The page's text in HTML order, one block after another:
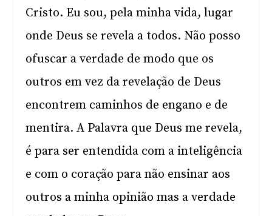
Cristo. Eu sou, pela minha vida, lugar
onde Deus se revela a todos. Não posso
ofuscar a verdade de modo que os
outros em vez da revelação de Deus
encontrem caminhos de engano e de
mentira. A Palavra que Deus me revela,
é para ser entendida com a inteligência
e com o coração para não ensinar aos
outros a minha opinião mas a verdade